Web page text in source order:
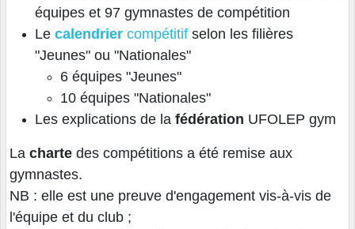
équipes et 97 gymnastes de compétition
Le calendrier compétitif selon les filières
"Jeunes" ou "Nationales"
6 équipes "Jeunes"
10 équipes "Nationales"
Les explications de la fédération UFOLEP gym
La charte des compétitions a été remise aux
gymnastes.
NB : elle est une preuve d'engagement vis-à-vis de
l'équipe et du club ;